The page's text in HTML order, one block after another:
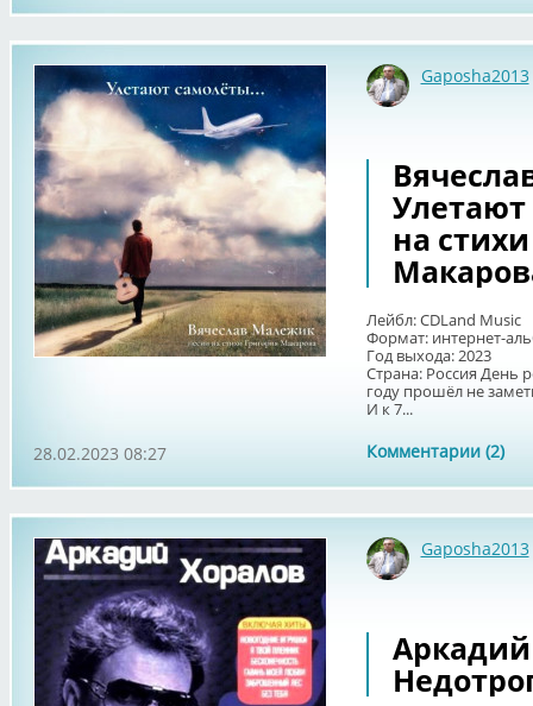
Gaposha2013
на
Лейбл: CDLand Music
Формат: интернет-
Год выхода: 2023
Страна: Россия День
году прошёл не
И к 7...
Комментарии (2)
28.02.2023 08:27
Gaposha2013
Аркадий